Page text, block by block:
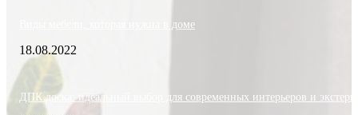
Виды мебели, которая нужна в доме
18.08.2022
ДПК доска: идеальный выбор для современных интерьеров и